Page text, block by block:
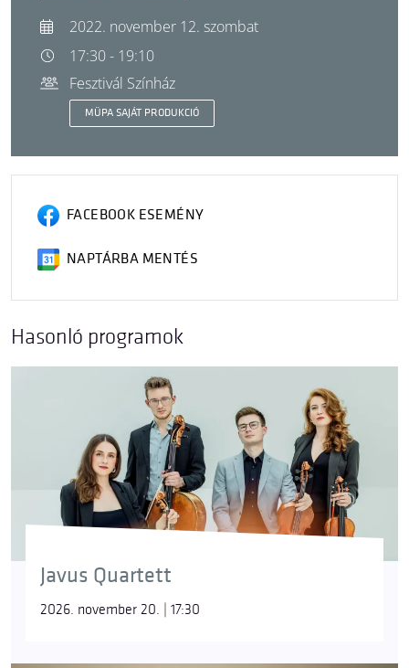
2022. november 12. szombat
17:30 - 19:10
Fesztivál Színház
MÜPA SAJÁT PRODUKCIÓ
FACEBOOK ESEMÉNY
NAPTÁRBA MENTÉS
Hasonló programok
Javus Quartett
2026. november 20. | 17:30